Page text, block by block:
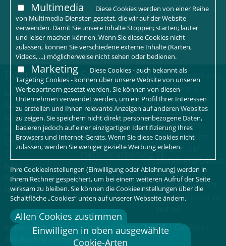
Postanschrift
MMS
Maschinenbau-
Metallbearbeitung-
Stanzerei GmbH
Ostheimer Allee
64832
Babenhausen
(Hessen)
Schnellkontakt
Telefon:
06073/64255
Telefax:
06073/2960
info[at]mms-
metallverarbeitung.de
Seit über 30
Jahren stehen
wir unseren
Kunden mit
Know-how im
Bereich der
zur Seite.
Machen Sie sich
dieses Wissen zu
Impressum|Datenschutzerklärung|AGB| Cookies
Alle Rechte vorbehalten
Multimedia
Diese Cookies werden von einer Reihe
von Multimedia-Diensten gesetzt, die wir auf der Website
verwenden. Damit Sie unsere Inhalte Stoppen; starten; lauter
und leiser machen können. Wenn Sie diese Cookies nicht
zulassen, können Sie verschiedene externe Inhalte (Karten,
Videos, ...) möglicherweise nicht sehen oder bedienen.
Marketing
Diese Cookies - auch bekannt als
Targeting Cookies - können über unsere Website von unseren
Werbepartnern gesetzt werden. Sie können von diesen
Unternehmen verwendet werden, um ein Profil Ihrer Interessen
zu erstellen und Ihnen relevante Anzeigen auf anderen Websites
zu zeigen. Sie speichern nicht direkt personenbezogene Daten,
basieren jedoch auf einer einzigartigen Identifizierung Ihres
Browsers und Internet-Geräts. Wenn Sie diese Cookies nicht
zulassen, werden Sie weniger gezielte Werbung erleben.
Ihre Cookieeinstellungen (Einwilligung oder Ablehnung) werden in
Ihrem Rechner gespeichert, um bei einem weiteren Aufruf der Seite
wirksam zu bleiben. Sie können die Cookieeinstellungen über die
Schaltfläche „Cookies“ unten auf unserer Webseite ändern.
Allen Cookies zustimmen
Einwilligen in oben ausgewählte
Cookie-Arten